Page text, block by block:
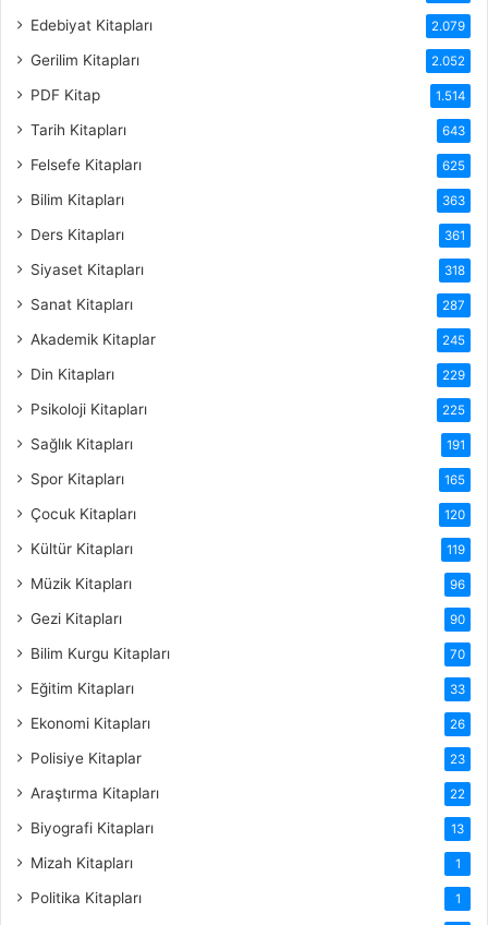
Edebiyat Kitapları 2.079
Gerilim Kitapları 2.052
PDF Kitap 1.514
Tarih Kitapları 643
Felsefe Kitapları 625
Bilim Kitapları 363
Ders Kitapları 361
Siyaset Kitapları 318
Sanat Kitapları 287
Akademik Kitaplar 245
Din Kitapları 229
Psikoloji Kitapları 225
Sağlık Kitapları 191
Spor Kitapları 165
Çocuk Kitapları 120
Kültür Kitapları 119
Müzik Kitapları 96
Gezi Kitapları 90
Bilim Kurgu Kitapları 70
Eğitim Kitapları 33
Ekonomi Kitapları 26
Polisiye Kitaplar 23
Araştırma Kitapları 22
Biyografi Kitapları 13
Mizah Kitapları 1
Politika Kitapları 1